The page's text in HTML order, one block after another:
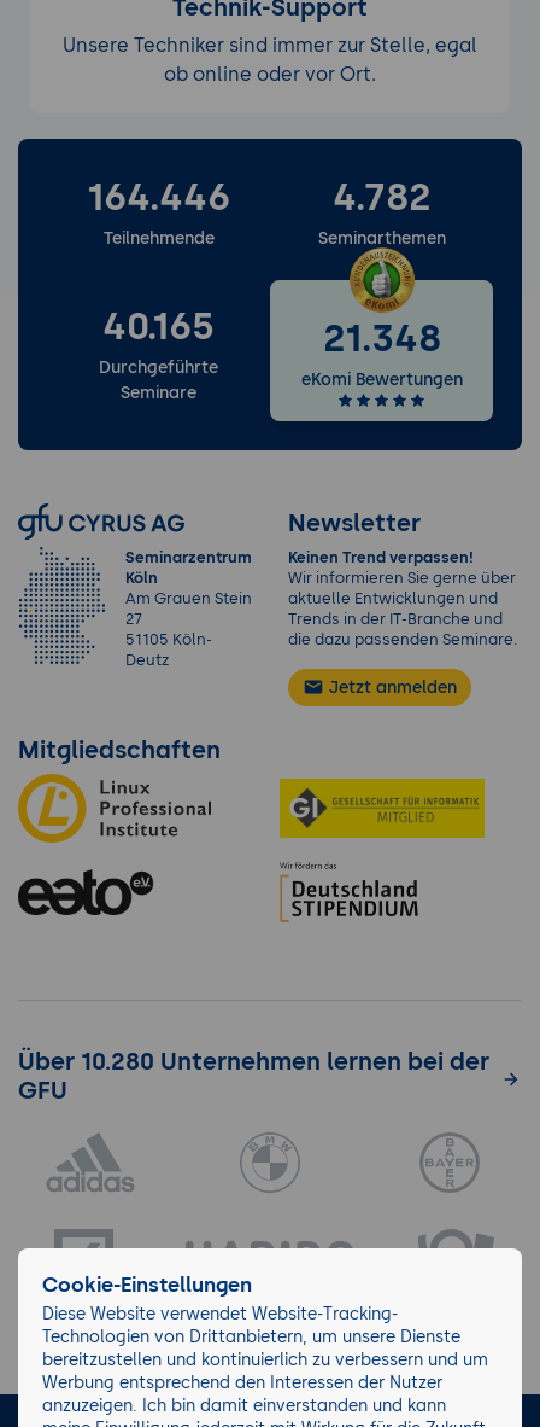
Technik-Support
Unsere Techniker sind immer zur Stelle, egal
ob online oder vor Ort.
Weitere Services entdecken
164.446
Teilnehmende
4.782
Seminarthemen
40.165
Durchgeführte
Seminare
21.348
eKomi Bewertungen
Seminarzentrum
Köln
Am Grauen Stein
27
51105 Köln-
Deutz
Newsletter
Keinen Trend verpassen!
Wir informieren Sie gerne über
aktuelle Entwicklungen und
Trends in der IT-Branche und
die dazu passenden Seminare.
Jetzt anmelden
Mitgliedschaften
Über 10.280 Unternehmen lernen bei der
GFU
Cookie-Einstellungen
Diese Website verwendet Website-Tracking-
Technologien von Drittanbietern, um unsere Dienste
bereitzustellen und kontinuierlich zu verbessern und um
Werbung entsprechend den Interessen der Nutzer
anzuzeigen. Ich bin damit einverstanden und kann